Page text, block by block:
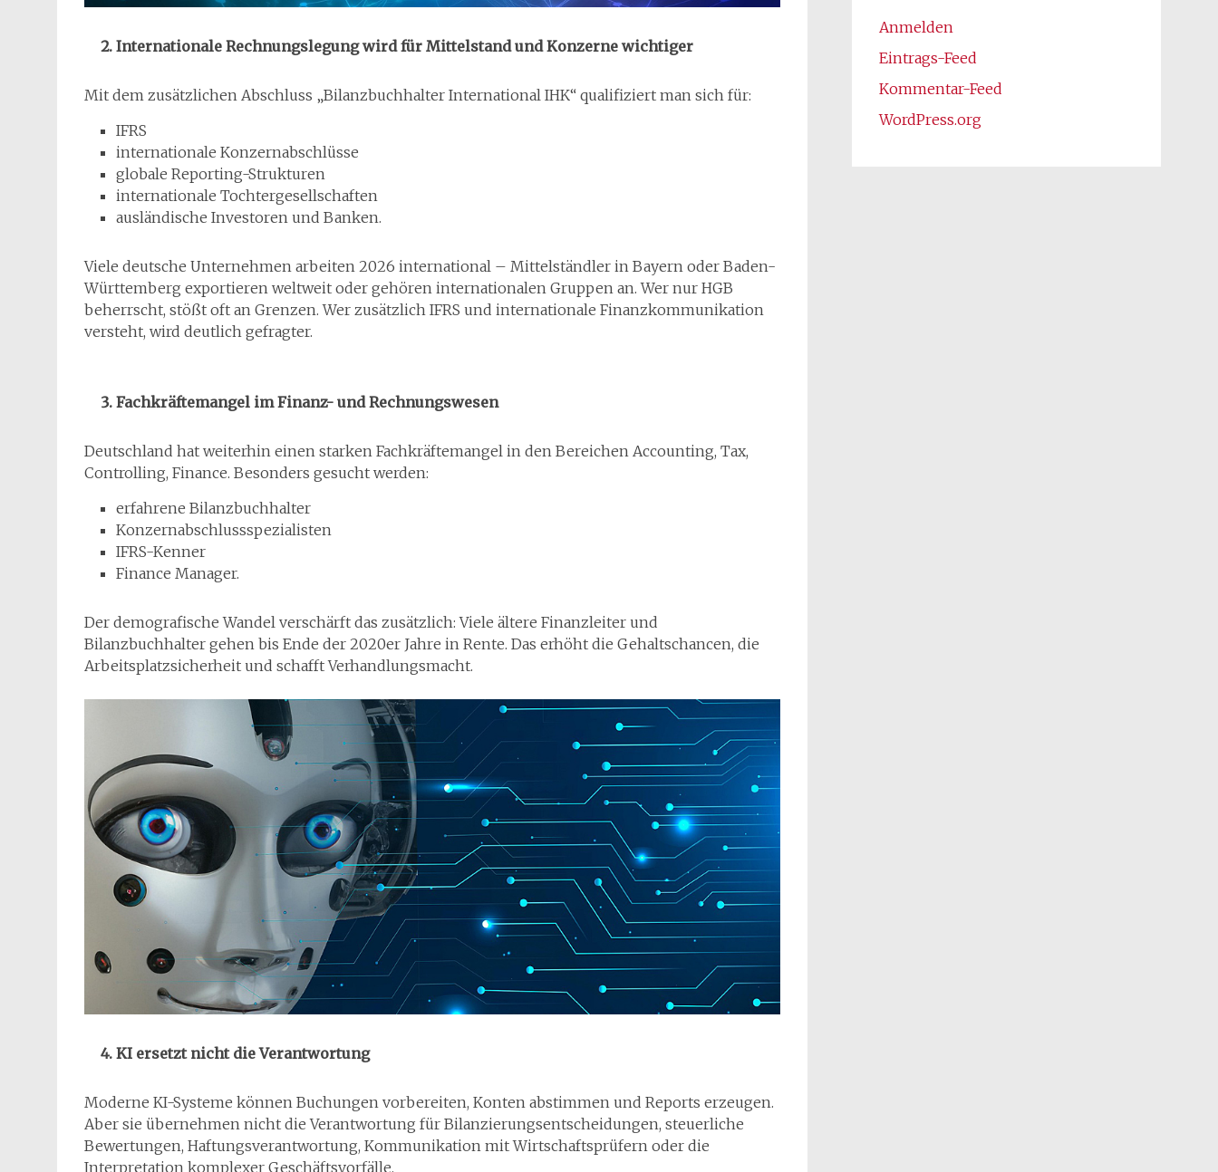
Internationale Rechnungslegung wird für Mittelstand und Konzerne wichtiger
Mit dem zusätzlichen Abschluss „Bilanzbuchhalter International IHK“ qualifiziert man sich für:
IFRS
internationale Konzernabschlüsse
globale Reporting-Strukturen
internationale Tochtergesellschaften
ausländische Investoren und Banken.
Viele deutsche Unternehmen arbeiten 2026 international – Mittelständler in Bayern oder Baden-
Württemberg exportieren weltweit oder gehören internationalen Gruppen an. Wer nur HGB
beherrscht, stößt oft an Grenzen. Wer zusätzlich IFRS und internationale Finanzkommunikation
versteht, wird deutlich gefragter.
Fachkräftemangel im Finanz- und Rechnungswesen
Deutschland hat weiterhin einen starken Fachkräftemangel in den Bereichen Accounting, Tax,
Controlling, Finance. Besonders gesucht werden:
erfahrene Bilanzbuchhalter
Konzernabschlussspezialisten
IFRS-Kenner
Finance Manager.
Der demografische Wandel verschärft das zusätzlich: Viele ältere Finanzleiter und
Bilanzbuchhalter gehen bis Ende der 2020er Jahre in Rente. Das erhöht die Gehaltschancen, die
Arbeitsplatzsicherheit und schafft Verhandlungsmacht.
KI ersetzt nicht die Verantwortung
Moderne KI-Systeme können Buchungen vorbereiten, Konten abstimmen und Reports erzeugen.
Aber sie übernehmen nicht die Verantwortung für Bilanzierungsentscheidungen, steuerliche
Bewertungen, Haftungsverantwortung, Kommunikation mit Wirtschaftsprüfern oder die
Interpretation komplexer Geschäftsvorfälle.
Anmelden
Eintrags-Feed
Kommentar-Feed
WordPress.org